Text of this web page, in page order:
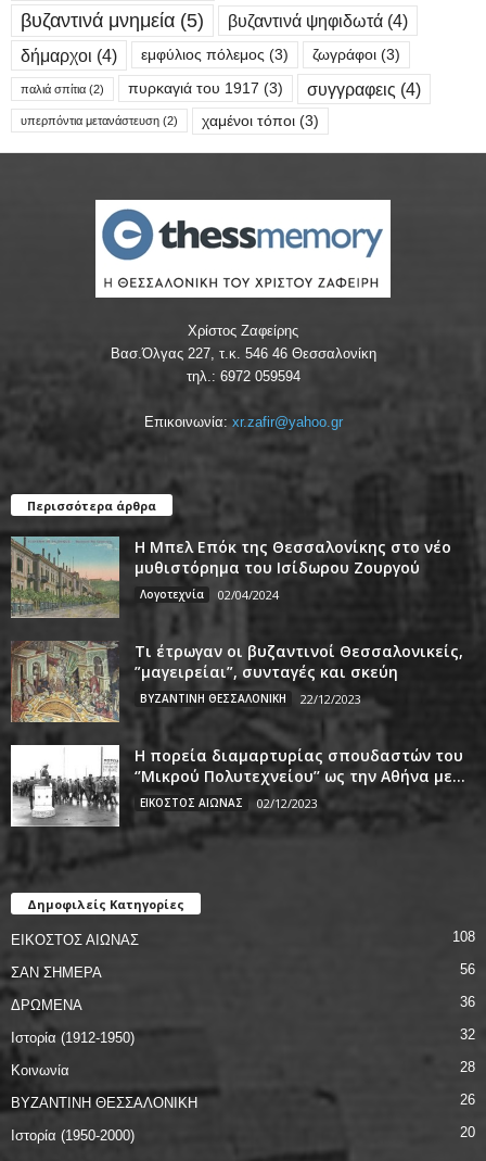
βυζαντινά μνημεία (5) βυζαντινά ψηφιδωτά (4)
δήμαρχοι (4) εμφύλιος πόλεμος (3) ζωγράφοι (3)
παλιά σπίτια (2) πυρκαγιά του 1917 (3) συγγραφεις (4)
υπερπόντια μετανάστευση (2) χαμένοι τόποι (3)
Χρίστος Ζαφείρης
Βασ.Όλγας 227, τ.κ. 546 46 Θεσσαλονίκη
τηλ.: 6972 059594
Επικοινωνία: xr.zafir@yahoo.gr
Περισσότερα άρθρα
Η Μπελ Επόκ της Θεσσαλονίκης στο νέο
μυθιστόρημα του Ισίδωρου Ζουργού
Λογοτεχνία 02/04/2024
Τι έτρωγαν οι βυζαντινοί Θεσσαλονικείς,
”μαγειρείαι”, συνταγές και σκεύη
ΒΥΖΑΝΤΙΝΗ ΘΕΣΣΑΛΟΝΙΚΗ 22/12/2023
Η πορεία διαμαρτυρίας σπουδαστών του
‘’Μικρού Πολυτεχνείου’’ ως την Αθήνα με...
ΕΙΚΟΣΤΟΣ ΑΙΩΝΑΣ 02/12/2023
Δημοφιλείς Κατηγορίες
ΕΙΚΟΣΤΟΣ ΑΙΩΝΑΣ 108
ΣΑΝ ΣΗΜΕΡΑ 56
ΔΡΩΜΕΝΑ 36
Ιστορία (1912-1950) 32
Κοινωνία 28
ΒΥΖΑΝΤΙΝΗ ΘΕΣΣΑΛΟΝΙΚΗ 26
Ιστορία (1950-2000) 20